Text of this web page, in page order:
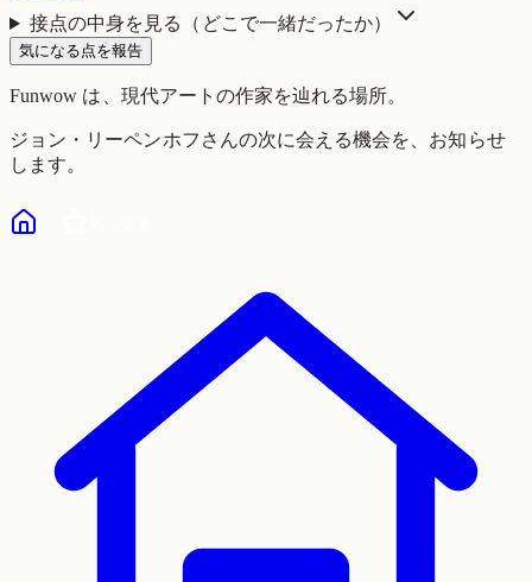
接点の中身を見る（どこで一緒だったか）
気になる点を報告
Funwow は、現代アートの作家を辿れる場所。
ジョン・リーペンホフ さんの次に会える機会を、お知らせ
します。